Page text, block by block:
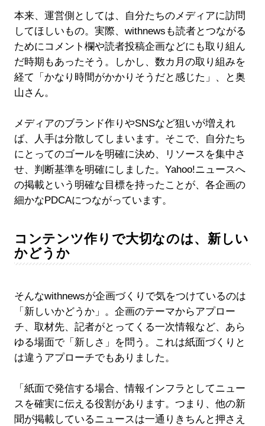
本来、運営側としては、自分たちのメディアに訪問
してほしいもの。実際、withnewsも読者とつながる
ためにコメント欄や読者投稿企画などにも取り組ん
だ時期もあったそう。しかし、数カ月の取り組みを
経て「かなり時間がかかりそうだと感じた」、と奥
山さん。
メディアのブランド作りやSNSなど狙いが増えれ
ば、人手は分散してしまいます。そこで、自分たち
にとってのゴールを明確に決め、リソースを集中さ
せ、判断基準を明確にしました。Yahoo!ニュースへ
の掲載という明確な目標を持ったことが、各企画の
細かなPDCAにつながっています。
コンテンツ作りで大切なのは、新しい
かどうか
そんなwithnewsが企画づくりで気をつけているのは
「新しいかどうか」。企画のテーマからアプロー
チ、取材先、記者がとってくる一次情報など、あら
ゆる場面で「新しさ」を問う。これは紙面づくりと
は違うアプローチでもありました。
「紙面で発信する場合、情報インフラとしてニュー
スを確実に伝える役割があります。つまり、他の新
聞が掲載しているニュースは一通りきちんと押さえ